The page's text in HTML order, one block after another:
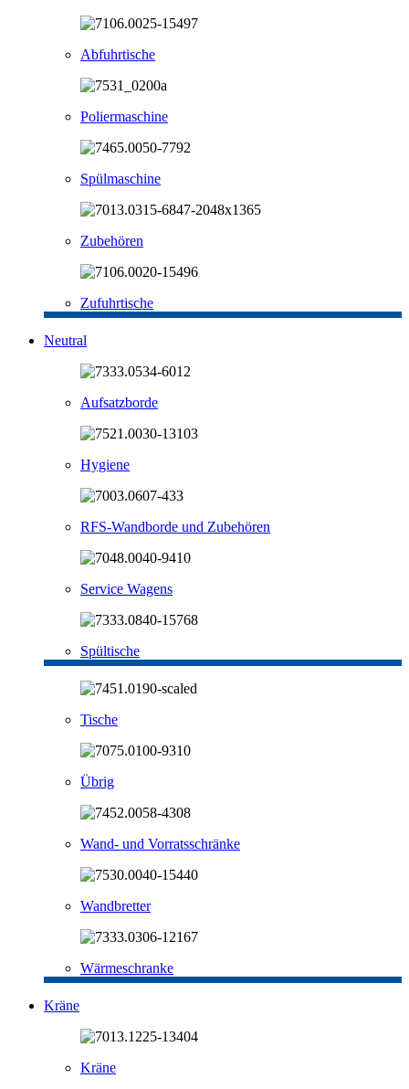
Abfuhrtische
Poliermaschine
Spülmaschine
Zubehören
Zufuhrtische
Neutral
Aufsatzborde
Hygiene
RFS-Wandborde und Zubehören
Service Wagens
Spültische
Tische
Übrig
Wand- und Vorratsschränke
Wandbretter
Wärmeschranke
Kräne
Kräne